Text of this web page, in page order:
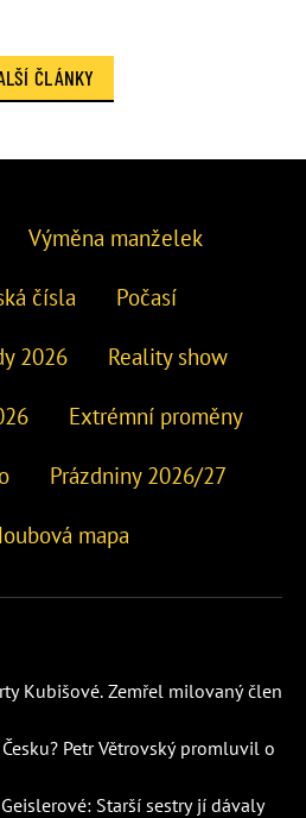
ČLÁNKY
Výměna manželek
čísla Počasí
2026 Reality show
Extrémní proměny
Prázdniny 2026/27
mapa
Kubišové. Zemřel milovaný člen
Petr Větrovský promluvil o
Starší sestry jí dávaly